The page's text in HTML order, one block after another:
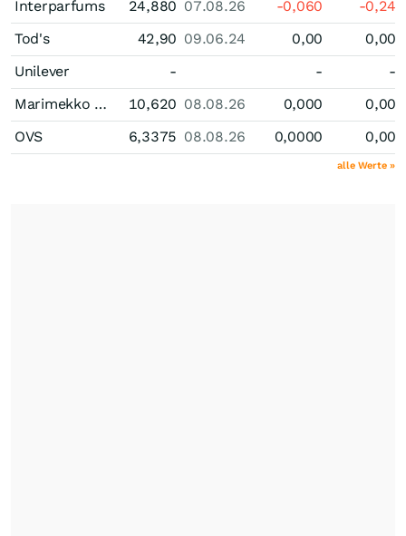
Interparfums
24,880 07.08.26 -0,060
-0,24
Tod's
42,90 09.06.24 0,00
0,00
Unilever
- -
-
Marimekko Oy
10,620 08.08.26 0,000
0,00
OVS
6,3375 08.08.26 0,0000 0,00
alle Werte »